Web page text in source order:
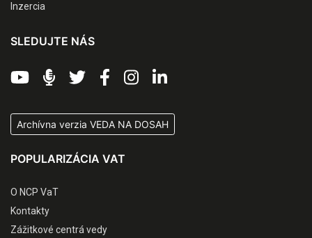
Inzercia
SLEDUJTE NÁS
Archívna verzia VEDA NA DOSAH
POPULARIZÁCIA VAT
O NCP VaT
Kontakty
Zážitkové centrá vedy